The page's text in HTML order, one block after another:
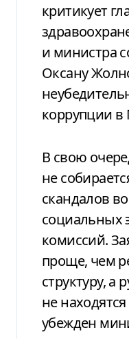
критикует
и министра
Оксану
коррупции
В свою
не
скандалов
социальных
комиссий.
проще, чем
структуру,
не
убежден